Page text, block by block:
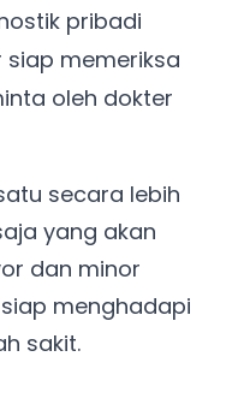
pribadi
memeriksa
oleh dokter
secara lebih
yang akan
dan minor
menghadapi
sakit.